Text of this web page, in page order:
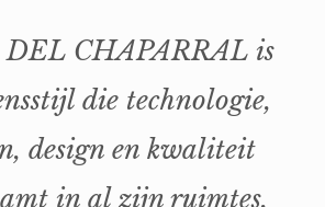
CHAPARRAL is
die technologie,
design en kwaliteit
in al zijn ruimtes.